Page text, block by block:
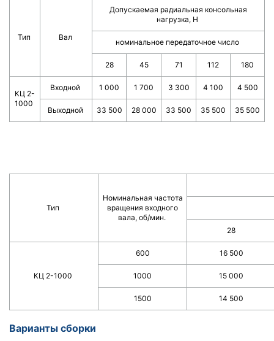
Тип Вал
Допускаемая радиальная консольная
нагрузка, Н
номинальное передаточное число
28 45 71 112 180
КЦ 2-
1000
Входной 1 000 1 700 3 300 4 100 4 500
Выходной 33 500 28 000 33 500 35 500 35 500
Тип
Номинальная частота
вращения входного
вала, об/мин.
28
КЦ 2-1000
600 16 500
1000 15 000
1500 14 500
Варианты сборки